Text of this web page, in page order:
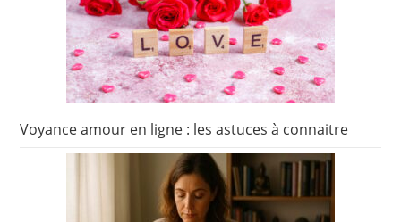
Voyance amour en ligne : les astuces à connaitre